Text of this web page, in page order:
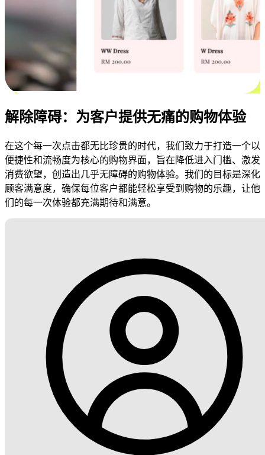
解除障碍：为客户提供无痛的购物体验
在这个每一次点击都无比珍贵的时代，我们致力于打造一个以
便捷性和流畅度为核心的购物界面，旨在降低进入门槛、激发
消费欲望，创造出几乎无障碍的购物体验。我们的目标是深化
顾客满意度，确保每位客户都能轻松享受到购物的乐趣，让他
们的每一次体验都充满期待和满意。